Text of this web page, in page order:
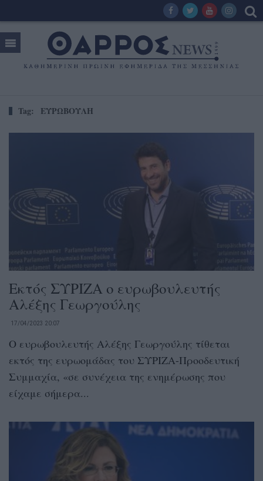
Tag: ΕΥΡΩΒΟΥΛΗ
Εκτός ΣΥΡΙΖΑ ο ευρωβουλευτής
Αλέξης Γεωργούλης
17/04/2023 20:07
Ο ευρωβουλευτής Αλέξης Γεωργούλης τίθεται
εκτός της ευρωομάδας του ΣΥΡΙΖΑ-Προοδευτική
Συμμαχία, «σε συνέχεια της ενημέρωσης που
είχαμε σήμερα...